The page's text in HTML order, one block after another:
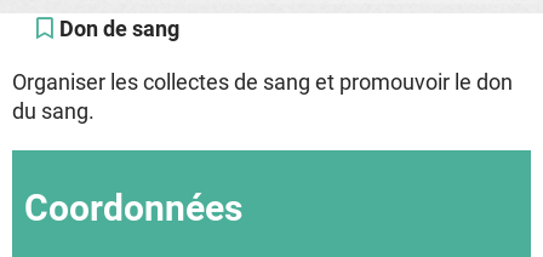
Don de sang
Organiser les collectes de sang et promouvoir le don
du sang.
Coordonnées